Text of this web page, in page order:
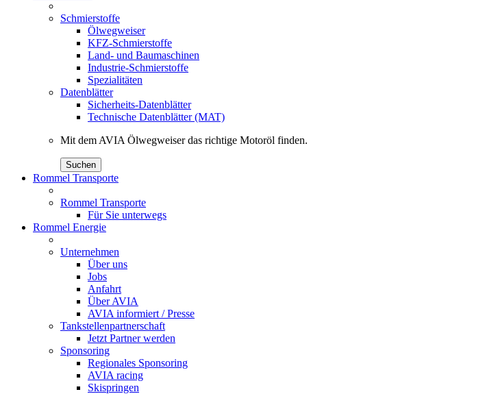
Schmierstoffe
Ölwegweiser
KFZ-Schmierstoffe
Land- und Baumaschinen
Industrie-Schmierstoffe
Spezialitäten
Datenblätter
Sicherheits-Datenblätter
Technische Datenblätter (MAT)
Mit dem AVIA Ölwegweiser das richtige Motoröl finden.
Suchen
Rommel Transporte
Rommel Transporte
Für Sie unterwegs
Rommel Energie
Unternehmen
Über uns
Jobs
Anfahrt
Über AVIA
AVIA informiert / Presse
Tankstellenpartnerschaft
Jetzt Partner werden
Sponsoring
Regionales Sponsoring
AVIA racing
Skispringen